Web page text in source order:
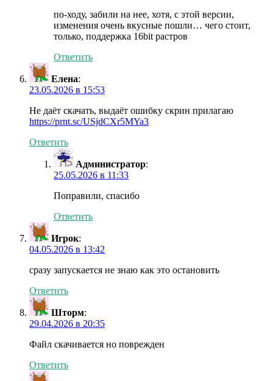
по-ходу, забили на нее, хотя, с этой версии,
изменения очень вкусные пошли… чего стоит,
только, поддержка 16bit растров
Ответить
Елена:
23.05.2026 в 15:53
Не даёт скачать, выдаёт ошибку скрин прилагаю
https://prnt.sc/USjdCXr5MYa3
Ответить
Администратор:
25.05.2026 в 11:33
Поправили, спасибо
Ответить
Игрок:
04.05.2026 в 13:42
сразу запускается не знаю как это остановить
Ответить
Шторм:
29.04.2026 в 20:35
Файл скачивается но поврежден
Ответить